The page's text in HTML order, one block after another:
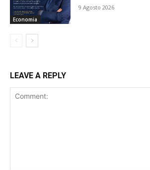
Economia
9 Agosto 2026
LEAVE A REPLY